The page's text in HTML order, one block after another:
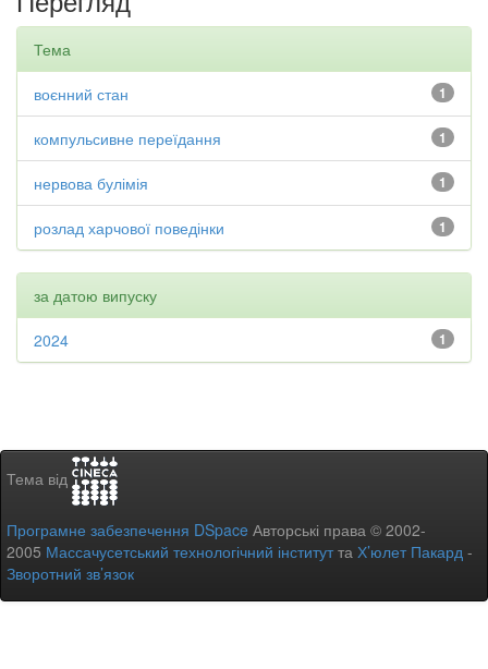
Тема
1
воєнний стан
1
компульсивне переїдання
1
нервова булімія
1
розлад харчової поведінки
за датою випуску
1
2024
Тема від
Програмне забезпечення DSpace Авторські права © 2002-
2005 Массачусетський технологічний інститутта Х’юлет Пакард -
Зворотний зв’язок